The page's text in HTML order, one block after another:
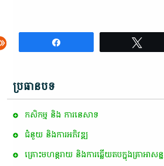
ប្រធានបទ
កសិកម្ម​ និង​ ការ​នេ​សាទ​
ជំនួយ និងការអភិវឌ្ឍ
គ្រោះមហន្តរាយ និងការឆ្លើយតបក្នុងគ្រាអាសន្ន